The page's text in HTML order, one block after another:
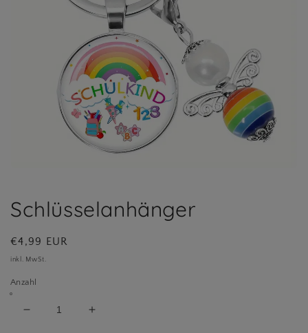
Modal
öffnen
Schlüsselanhänger
Normaler
Preis
€4,99 EUR
inkl. MwSt.
Anzahl
Verringere
Erhöhe